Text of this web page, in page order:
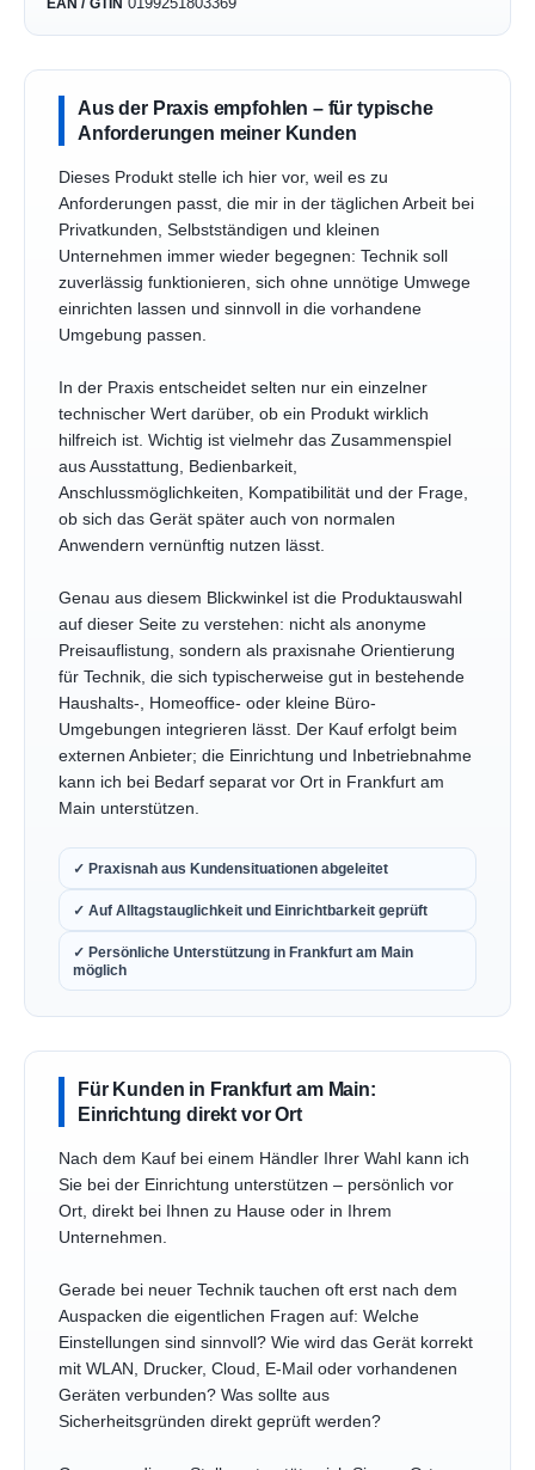
Aus der Praxis empfohlen – für typische
Anforderungen meiner Kunden
Dieses Produkt stelle ich hier vor, weil es zu
Anforderungen passt, die mir in der täglichen Arbeit bei
Privatkunden, Selbstständigen und kleinen
Unternehmen immer wieder begegnen: Technik soll
zuverlässig funktionieren, sich ohne unnötige Umwege
einrichten lassen und sinnvoll in die vorhandene
Umgebung passen.
In der Praxis entscheidet selten nur ein einzelner
technischer Wert darüber, ob ein Produkt wirklich
hilfreich ist. Wichtig ist vielmehr das Zusammenspiel
aus Ausstattung, Bedienbarkeit,
Anschlussmöglichkeiten, Kompatibilität und der Frage,
ob sich das Gerät später auch von normalen
Anwendern vernünftig nutzen lässt.
Genau aus diesem Blickwinkel ist die Produktauswahl
auf dieser Seite zu verstehen: nicht als anonyme
Preisauflistung, sondern als praxisnahe Orientierung
für Technik, die sich typischerweise gut in bestehende
Haushalts-, Homeoffice- oder kleine Büro-
Umgebungen integrieren lässt. Der Kauf erfolgt beim
externen Anbieter; die Einrichtung und Inbetriebnahme
kann ich bei Bedarf separat vor Ort in Frankfurt am
Main unterstützen.
✓ Praxisnah aus Kundensituationen abgeleitet
✓ Auf Alltagstauglichkeit und Einrichtbarkeit geprüft
✓ Persönliche Unterstützung in Frankfurt am Main
möglich
Für Kunden in Frankfurt am Main:
Einrichtung direkt vor Ort
Nach dem Kauf bei einem Händler Ihrer Wahl kann ich
Sie bei der Einrichtung unterstützen – persönlich vor
Ort, direkt bei Ihnen zu Hause oder in Ihrem
Unternehmen.
Gerade bei neuer Technik tauchen oft erst nach dem
Auspacken die eigentlichen Fragen auf: Welche
Einstellungen sind sinnvoll? Wie wird das Gerät korrekt
mit WLAN, Drucker, Cloud, E-Mail oder vorhandenen
Geräten verbunden? Was sollte aus
Sicherheitsgründen direkt geprüft werden?